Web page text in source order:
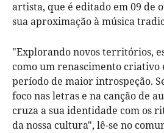
artista, que é editado em 09 de
sua aproximação à música
"Explorando novos territórios,
como um renascimento criativo
período de maior introspeção.
foco nas letras e na canção de
cruza a sua identidade com os
da nossa cultura", lê-se no